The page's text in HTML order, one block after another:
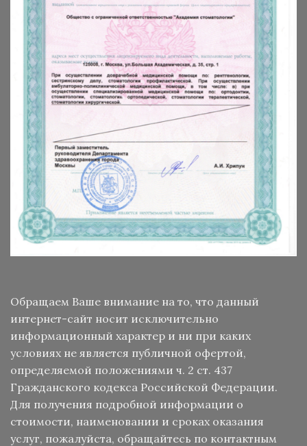
Обращаем Ваше внимание на то, что данный
интернет-сайт носит исключительно
информационный характер и ни при каких
условиях не является публичной офертой,
определяемой положениями ч. 2 ст. 437
Гражданского кодекса Российской Федерации.
Для получения подробной информации о
стоимости, наименовании и сроках оказания
услуг, пожалуйста, обращайтесь по контактным